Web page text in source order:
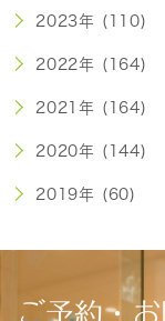
2023年 (110)
2022年 (164)
2021年 (164)
2020年 (144)
2019年 (60)
ご予約・